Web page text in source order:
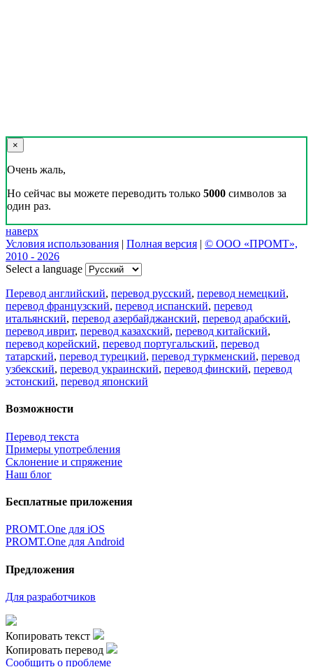
×
Очень жаль,
Но сейчас вы можете переводить только 5000 символов за
один раз.
наверх
Условия использования | Полная версия | © ООО «ПРОМТ»,
2010 - 2026
Select a language
Перевод английский, перевод русский, перевод немецкий,
перевод французский, перевод испанский, перевод
итальянский, перевод азербайджанский, перевод арабский,
перевод иврит, перевод казахский, перевод китайский,
перевод корейский, перевод португальский, перевод
татарский, перевод турецкий, перевод туркменский, перевод
узбекский, перевод украинский, перевод финский, перевод
эстонский, перевод японский
Возможности
Перевод текста
Примеры употребления
Склонение и спряжение
Наш блог
Бесплатные приложения
PROMT.One для iOS
PROMT.One для Android
Предложения
Для разработчиков
Копировать текст
Копировать перевод
Сообщить о проблеме